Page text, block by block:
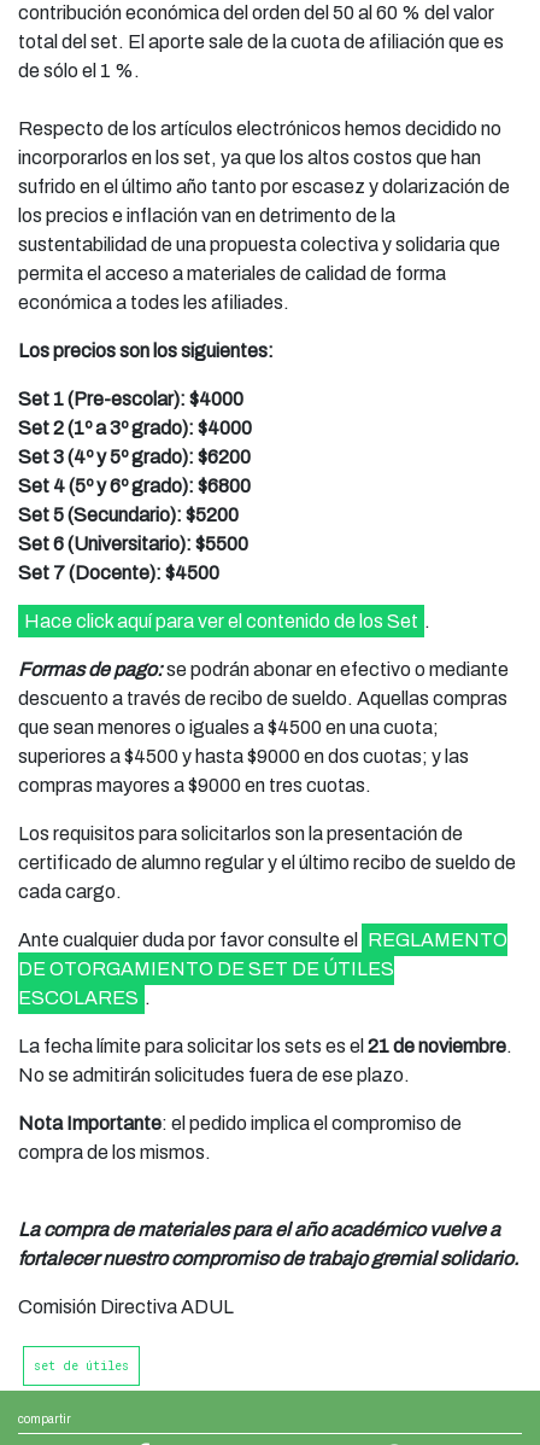
compartir
set de útiles
contribución económica del orden del 50 al 60 % del valor
total del set. El aporte sale de la cuota de afiliación que es
de sólo el 1 %.
Respecto de los artículos electrónicos hemos decidido no
incorporarlos en los set, ya que los altos costos que han
sufrido en el último año tanto por escasez y dolarización de
los precios e inflación van en detrimento de la
sustentabilidad de una propuesta colectiva y solidaria que
permita el acceso a materiales de calidad de forma
económica a todes les afiliades.
Los precios son los siguientes:
Set 1 (Pre-escolar): $4000
Set 2 (1º a 3º grado): $4000
Set 3 (4º y 5º grado): $6200
Set 4 (5º y 6º grado): $6800
Set 5 (Secundario): $5200
Set 6 (Universitario): $5500
Set 7 (Docente): $4500
Hace click aquí para ver el contenido de los Set .
Formas de pago:se podrán abonar en efectivo o mediante
descuento a través de recibo de sueldo. Aquellas compras
que sean menores o iguales a $4500 en una cuota;
superiores a $4500 y hasta $9000 en dos cuotas; y las
compras mayores a $9000 en tres cuotas.
Los requisitos para solicitarlos son la presentación de
certificado de alumno regular y el último recibo de sueldo de
cada cargo.
Ante cualquier duda por favor consulte el
REGLAMENTO
DE OTORGAMIENTO DE SET DE ÚTILES
ESCOLARES .
La fecha límite para solicitar los sets es el 21 de noviembre.
No se admitirán solicitudes fuera de ese plazo.
Nota Importante: el pedido implica el compromiso de
compra de los mismos.
La compra de materiales para el año académico vuelve a
fortalecer nuestro compromiso de trabajo gremial solidario.
Comisión Directiva ADUL